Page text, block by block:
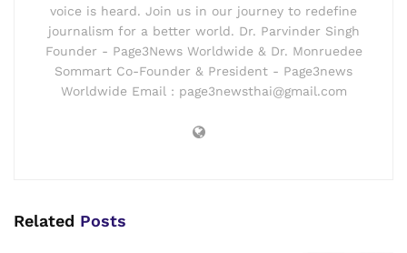
voice is heard. Join us in our journey to redefine
journalism for a better world. Dr. Parvinder Singh
Founder - Page3News Worldwide & Dr. Monruedee
Sommart Co-Founder & President - Page3news
Worldwide Email : page3newsthai@gmail.com
Related Posts